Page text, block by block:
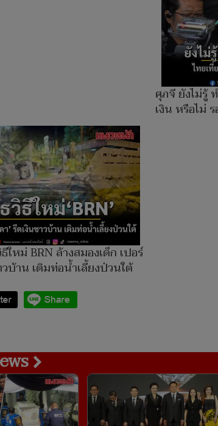
ศุภจี ยังไม่รู้
เงิน หรือไม่
หม่ BRN ล้างสมองเด็ก เปอร์
บ้าน เติมท่อน้ำเลี้ยงป่วนใต้